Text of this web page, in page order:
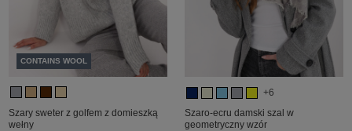
CONTAINS WOOL
Szary sweter z golfem z domieszką
wełny
+6
Szaro-ecru damski szal w
geometryczny wzór